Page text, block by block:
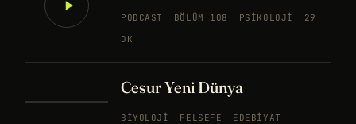
PODCAST BÖLÜM 108 PSIKOLOJI
29
DK
Cesur Yeni Dünya
BIYOLOJI FELSEFE EDEBIYAT